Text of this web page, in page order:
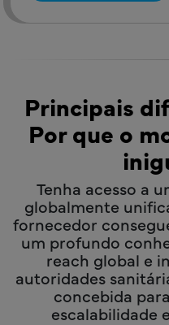
Principais
Por que o
Tenha acesso a
globalmente
fornecedor
um profundo
reach global e
autoridades
concebida
escalabilidade